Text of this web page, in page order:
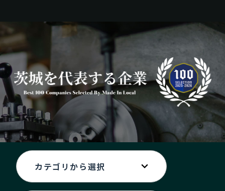
MILCプロジェクト
選出企業特別対談
SDGsの先駆者
イベント
地域豆知識
ニッポンの百選大全集
Sporkle
「人」から探す
記事ライター アンバサダー
お問い合わせ 会社概要